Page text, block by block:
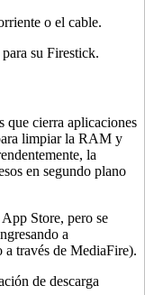
o el cable.
su Firestick.
que cierra aplicaciones
limpiar la RAM y
la
en segundo plano
Store, pero se
a
través de MediaFire).